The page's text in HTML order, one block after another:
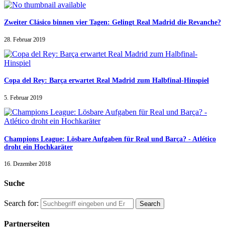
Zweiter Clásico binnen vier Tagen: Gelingt Real Madrid die Revanche?
28. Februar 2019
Copa del Rey: Barça erwartet Real Madrid zum Halbfinal-Hinspiel
5. Februar 2019
Champions League: Lösbare Aufgaben für Real und Barça? - Atlético
droht ein Hochkaräter
16. Dezember 2018
Suche
Search for:
Partnerseiten